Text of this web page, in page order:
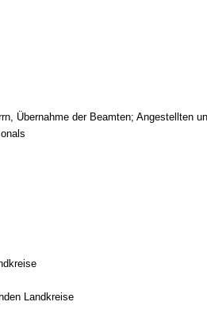
Übernahme der Beamten; Angestellten
Landkreise